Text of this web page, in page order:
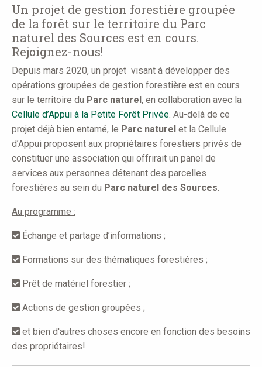
Un projet de gestion forestière groupée
de la forêt sur le territoire du Parc
naturel des Sources est en cours.
Rejoignez-nous!
Depuis mars 2020, un projet visant à développer des
opérations groupées de gestion forestière est en cours
sur le territoire du Parc naturel, en collaboration avec la
Cellule d’Appui à la Petite Forêt Privée. Au-delà de ce
projet déjà bien entamé, le Parc naturel et la Cellule
d’Appui proposent aux propriétaires forestiers privés de
constituer une association qui offrirait un panel de
services aux personnes détenant des parcelles
forestières au sein du Parc naturel des Sources.
Au programme :
Échange et partage d’informations ;
Formations sur des thématiques forestières ;
Prêt de matériel forestier ;
Actions de gestion groupées ;
et bien d'autres choses encore en fonction des besoins
des propriétaires!